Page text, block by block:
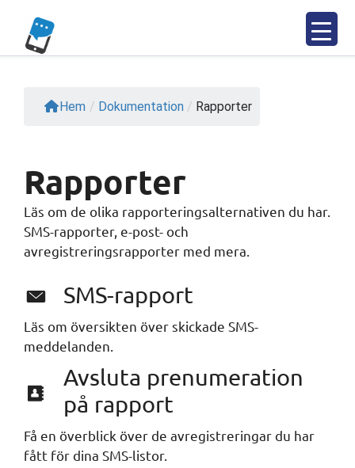
innehåll
Hem / Dokumentation / Rapporter
Rapporter
Läs om de olika rapporteringsalternativen du har.
SMS-rapporter, e-post- och
avregistreringsrapporter med mera.
SMS-rapport
Läs om översikten över skickade SMS-
meddelanden.
Avsluta prenumeration
på rapport
Få en överblick över de avregistreringar du har
fått för dina SMS-listor.